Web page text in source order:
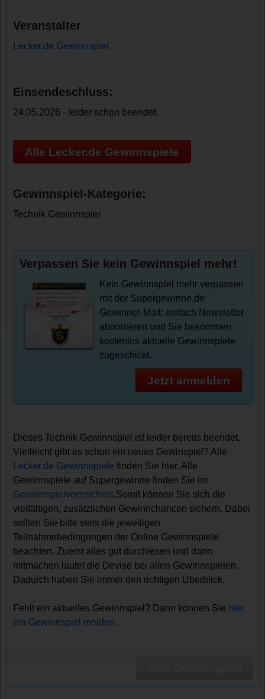
Veranstalter
Lecker.de Gewinnspiel
Einsendeschluss:
24.05.2026 - leider schon beendet.
Alle Lecker.de Gewinnspiele
Gewinnspiel-Kategorie:
Technik Gewinnspiel
Verpassen Sie kein Gewinnspiel mehr!
Kein Gewinnspiel mehr verpassen
mit der Supergewinne.de
Gewinner-Mail: einfach Newsletter
abonnieren und Sie bekommen
kostenlos aktuelle Gewinnspiele
zugeschickt.
Jetzt anmelden
Dieses Technik Gewinnspiel ist leider bereits beendet.
Vielleicht gibt es schon ein neues Gewinspiel? Alle
Lecker.de Gewinnspiele finden Sie hier. Alle
Gewinnspiele auf Supergewinne finden Sie im
Gewinnspielverzeichnis.Somit können Sie sich die
vielfältigen, zusätzlichen Gewinnchancen sichern. Dabei
sollten Sie bitte stets die jeweiligen
Teilnahmebedingungen der Online Gewinnspiele
beachten. Zuerst alles gut durchlesen und dann
mitmachen lautet die Devise bei allen Gewinnspielen.
Dadurch haben Sie immer den richtigen Überblick.
Fehlt ein aktuelles Gewinnspiel? Dann können Sie hier
ein Gewinnspiel melden.